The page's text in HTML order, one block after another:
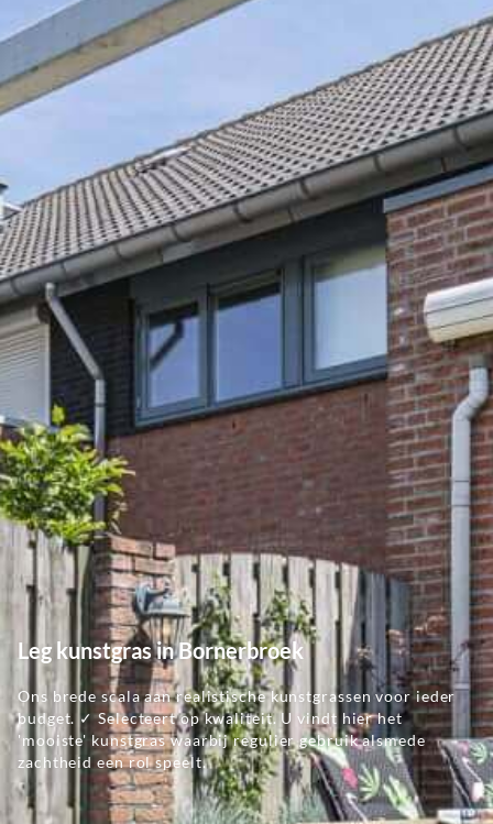
Leg kunstgras in Bornerbroek
Ons brede scala aan realistische kunstgrassen voor ieder
budget. ✓ Selecteert op kwaliteit. U vindt hier het
'mooiste' kunstgras waarbij regulier gebruik alsmede
zachtheid een rol speelt.